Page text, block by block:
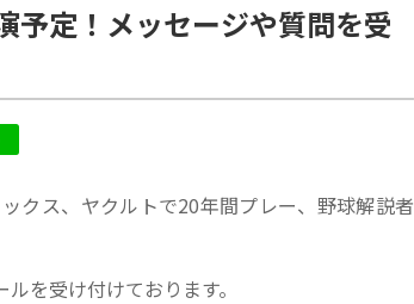
予定！メッセージや質問を受
クス、ヤクルトで20年間プレー、野球解説者
を受け付けております。